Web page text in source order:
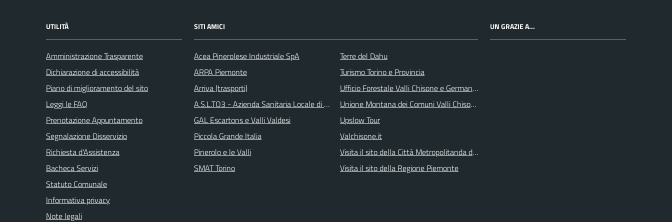
UTILITÀ
Amministrazione Trasparente
Dichiarazione di accessibilità
Piano di miglioramento del sito
Leggi le FAQ
Prenotazione Appuntamento
Segnalazione Disservizio
Richiesta d'Assistenza
Bacheca Servizi
Statuto Comunale
Informativa privacy
Note legali
SITI AMICI
Acea Pinerolese Industriale SpA
ARPA Piemonte
Arriva (trasporti)
A.S.L.TO3 - Azienda Sanitaria Locale di Collegno e Pinerolo
GAL Escartons e Valli Valdesi
Piccola Grande Italia
Pinerolo e le Valli
SMAT Torino
Terre del Dahu
Turismo Torino e Provincia
Ufficio Forestale Valli Chisone e Germanasca
Unione Montana dei Comuni Valli Chisone e Germanasca
Upslow Tour
Valchisone.it
Visita il sito della Città Metropolitanda di Torino
Visita il sito della Regione Piemonte
UN GRAZIE A...